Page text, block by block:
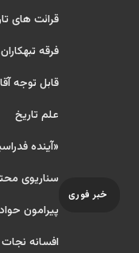
خبر فوری
قرائت های
فرقه
قابل توجه
علم تاریخ
«آینده
سناریوی
پیرامون
افسانه نجات